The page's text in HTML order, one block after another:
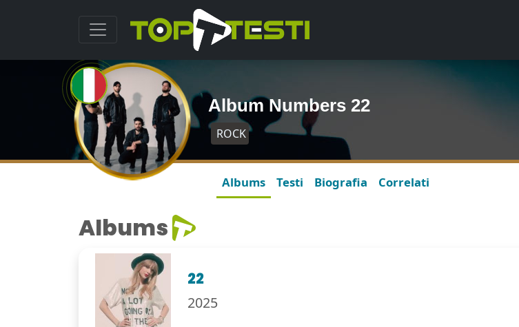
Album Numbers 22
ROCK
Albums Testi Biografia Correlati
Albums
22
2025